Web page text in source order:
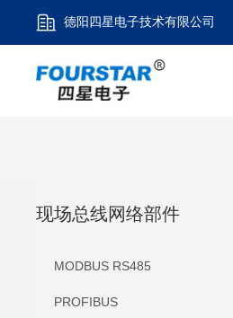
德阳四星电子技术有限公司
现场总线网络部件
MODBUS RS485
PROFIBUS